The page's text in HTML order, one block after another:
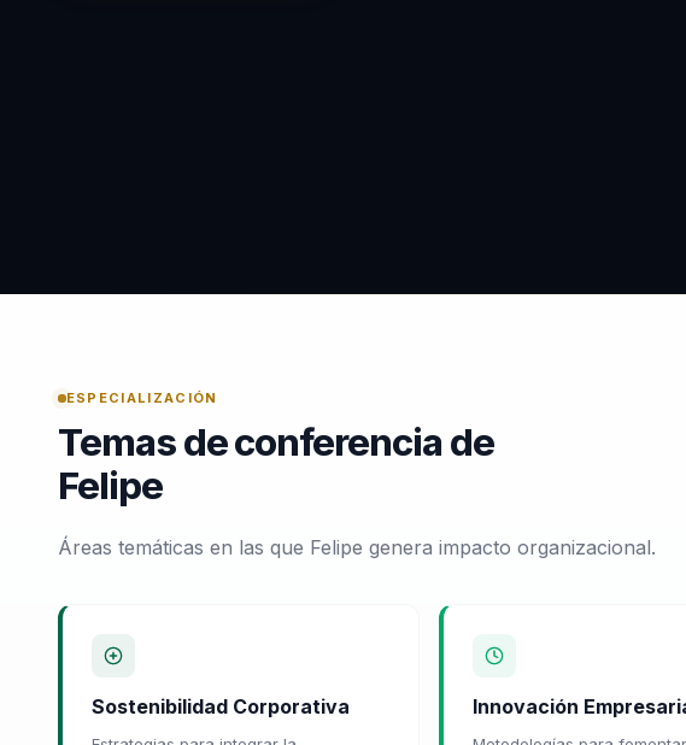
ESPECIALIZACIÓN
Temas de conferencia de
Felipe
Áreas temáticas en las que Felipe genera impacto organizacional.
Sostenibilidad Corporativa Innovación